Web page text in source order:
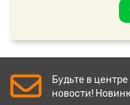
Будьте в
новости!